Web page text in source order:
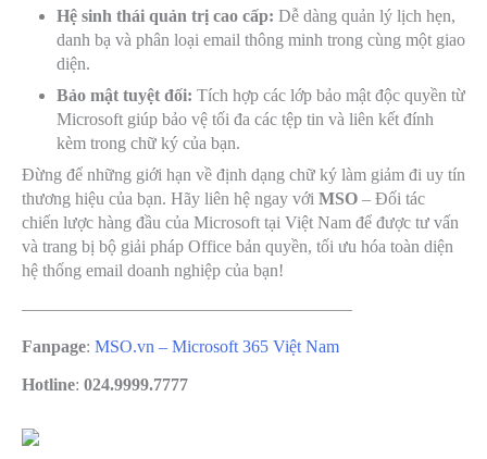
Hệ sinh thái quản trị cao cấp: Dễ dàng quản lý lịch hẹn,
danh bạ và phân loại email thông minh trong cùng một giao
diện.
Bảo mật tuyệt đối: Tích hợp các lớp bảo mật độc quyền từ
Microsoft giúp bảo vệ tối đa các tệp tin và liên kết đính
kèm trong chữ ký của bạn.
Đừng để những giới hạn về định dạng chữ ký làm giảm đi uy tín
thương hiệu của bạn. Hãy liên hệ ngay với MSO – Đối tác
chiến lược hàng đầu của Microsoft tại Việt Nam để được tư vấn
và trang bị bộ giải pháp Office bản quyền, tối ưu hóa toàn diện
hệ thống email doanh nghiệp của bạn!
———————————————————
Fanpage: MSO.vn – Microsoft 365 Việt Nam
Hotline: 024.9999.7777